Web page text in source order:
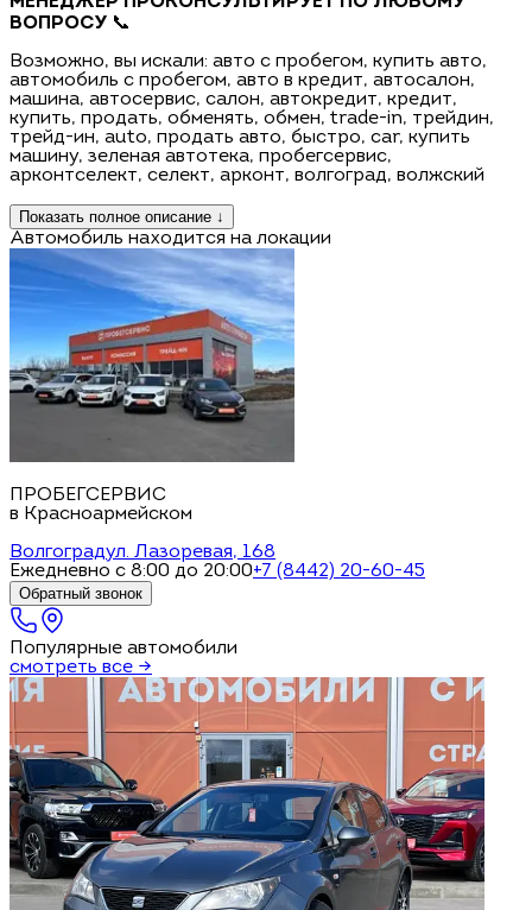
ВОПРОСУ 📞
Возможно, вы искали: авто с пробегом, купить авто,
автомобиль с пробегом, авто в кредит, автосалон,
машина, автосервис, салон, автокредит, кредит,
купить, продать, обменять, обмен, trаdе-in, трейдин,
трейд-ин, аutо, продать авто, быстро, саr, купить
машину, зеленая автотека, пробегсервис,
арконтселект, селект, арконт, волгоград, волжский
Показать полное описание ↓
Автомобиль находится на локации
ПРОБЕГСЕРВИС
в Красноармейском
Волгоградул. Лазоревая, 168
Ежедневно с 8:00 до 20:00+7 (8442) 20-60-45
Обратный звонок
Популярные автомобили
смотреть все →